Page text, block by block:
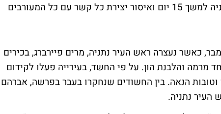
מהארץ למשך 3 חודשים, הרחקה מעיריית נתניה למשך 15 יום ואיסור יצירת כל קשר עם כל המעורבים
כאשר נעצרה ראש העיר נתניה, מרים פיירברג, בכירים
מרמה והלבנת הון. על פי החשד, בעירייה פעלו לקידום
וטובות הנאה. בין החשודים שנחקרו בעבר בפרשה, אברהם
נתניה.